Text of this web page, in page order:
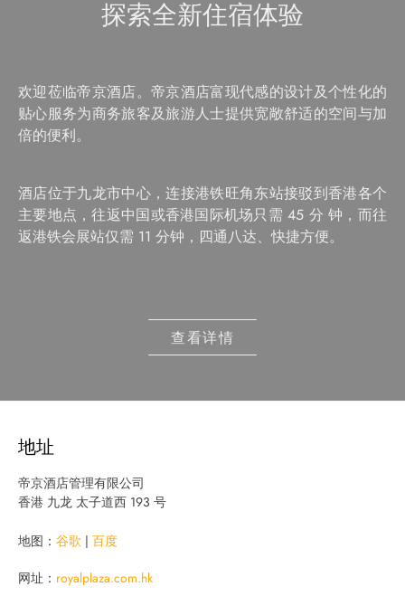
探索全新住宿体验
欢迎莅临帝京酒店。帝京酒店富现代感的设计及个性化的
贴心服务为商务旅客及旅游人士提供宽敞舒适的空间与加
倍的便利。
酒店位于九龙市中心，连接港铁旺角东站接驳到香港各个
主要地点，往返中国或香港国际机场只需 45 分 钟，而往
返港铁会展站仅需 11 分钟，四通八达、快捷方便。
查看详情
地址
帝京酒店管理有限公司
香港 九龙 太子道西 193 号
地图： 谷歌 百度
网址： royalplaza.com.hk